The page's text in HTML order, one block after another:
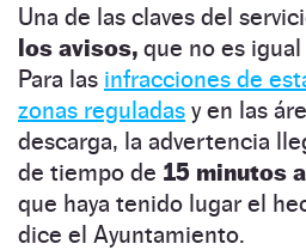
Una de las claves del
los avisos, que no es
Para las infracciones de
zonas reguladas y en las
descarga, la advertencia
de tiempo de 15 minutos
que haya tenido lugar el
dice el Ayuntamiento.